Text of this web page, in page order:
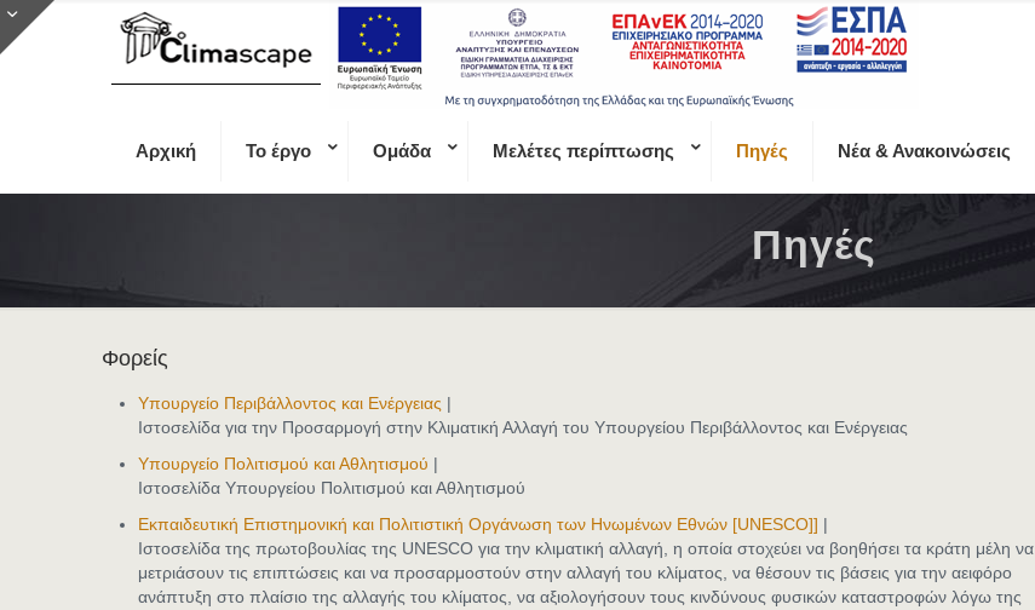
Αρχική Το έργο Ομάδα Μελέτες περίπτωσης Πηγές Νέα & Ανακοινώσεις
Πηγές
Φορείς
Υπουργείο Περιβάλλοντος και Ενέργειας |
Ιστοσελίδα για την Προσαρμογή στην Κλιματική Αλλαγή του Υπουργείου Περιβάλλοντος και Ενέργειας
Υπουργείο Πολιτισμού και Αθλητισμού |
Ιστοσελίδα Υπουργείου Πολιτισμού και Αθλητισμού
Εκπαιδευτική Επιστημονική και Πολιτιστική Οργάνωση των Ηνωμένων Εθνών [UNESCO]] |
Ιστοσελίδα της πρωτοβουλίας της UNESCO για την κλιματική αλλαγή, η οποία στοχεύει να βοηθήσει τα κράτη μέλη να
μετριάσουν τις επιπτώσεις και να προσαρμοστούν στην αλλαγή του κλίματος, να θέσουν τις βάσεις για την αειφόρο
ανάπτυξη στο πλαίσιο της αλλαγής του κλίματος, να αξιολογήσουν τους κινδύνους φυσικών καταστροφών λόγω της